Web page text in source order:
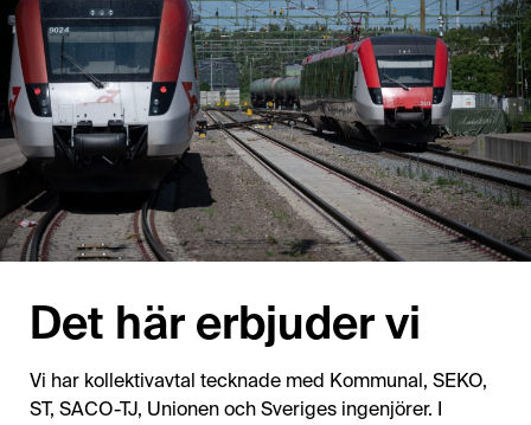
Det här erbjuder vi
Vi har kollektivavtal tecknade med Kommunal, SEKO,
ST, SACO-TJ, Unionen och Sveriges ingenjörer. I